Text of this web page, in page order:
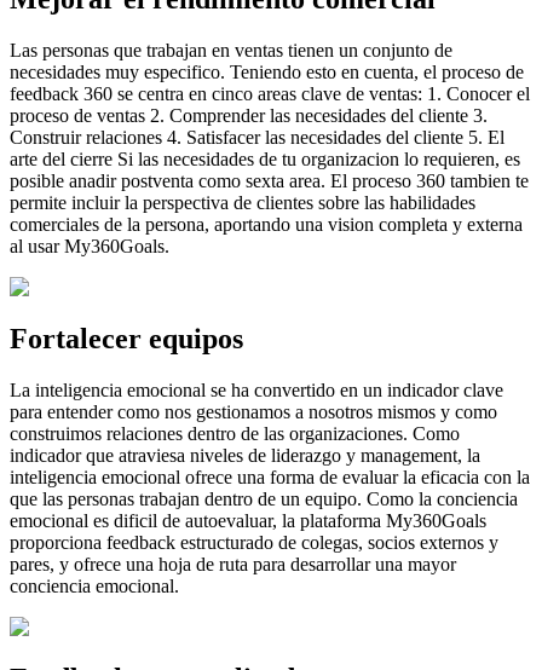
Las personas que trabajan en ventas tienen un conjunto de
necesidades muy especifico. Teniendo esto en cuenta, el proceso de
feedback 360 se centra en cinco areas clave de ventas: 1. Conocer el
proceso de ventas 2. Comprender las necesidades del cliente 3.
Construir relaciones 4. Satisfacer las necesidades del cliente 5. El
arte del cierre Si las necesidades de tu organizacion lo requieren, es
posible anadir postventa como sexta area. El proceso 360 tambien te
permite incluir la perspectiva de clientes sobre las habilidades
comerciales de la persona, aportando una vision completa y externa
al usar My360Goals.
Fortalecer equipos
La inteligencia emocional se ha convertido en un indicador clave
para entender como nos gestionamos a nosotros mismos y como
construimos relaciones dentro de las organizaciones. Como
indicador que atraviesa niveles de liderazgo y management, la
inteligencia emocional ofrece una forma de evaluar la eficacia con la
que las personas trabajan dentro de un equipo. Como la conciencia
emocional es dificil de autoevaluar, la plataforma My360Goals
proporciona feedback estructurado de colegas, socios externos y
pares, y ofrece una hoja de ruta para desarrollar una mayor
conciencia emocional.